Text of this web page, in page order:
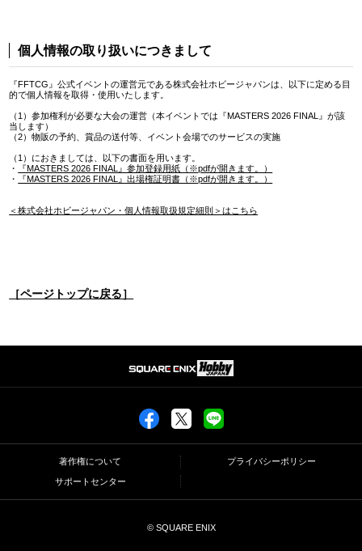
個人情報の取り扱いにつきまして
『FFTCG』公式イベントの運営元である株式会社ホビージャパンは、以下に定める目
的で個人情報を取得・使用いたします。
（1）参加権利が必要な大会の運営（本イベントでは『MASTERS 2026 FINAL』が該
当します）
（2）物販の予約、賞品の送付等、イベント会場でのサービスの実施
（1）におきましては、以下の書面を用います。
・
『MASTERS 2026 FINAL』参加登録用紙（※pdfが開きます。）
・
『MASTERS 2026 FINAL』出場権証明書（※pdfが開きます。）
＜株式会社ホビージャパン・個人情報取扱規定細則＞はこちら
［ページトップに戻る］
著作権について プライバシーポリシー
サポートセンター
© SQUARE ENIX